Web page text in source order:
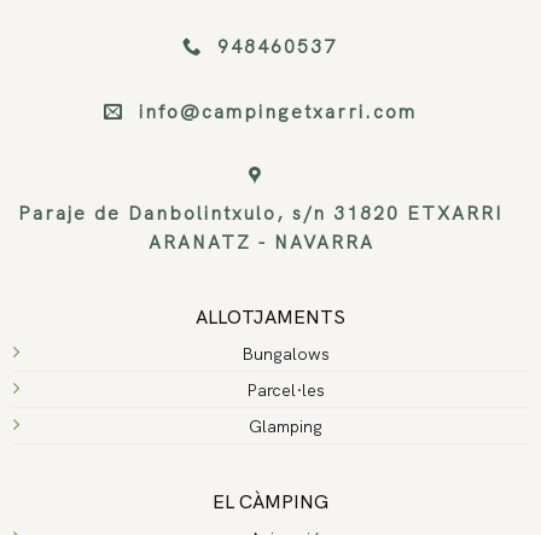
948460537
info@campingetxarri.com
Paraje de Danbolintxulo, s/n 31820 ETXARRI
ARANATZ - NAVARRA
ALLOTJAMENTS
Bungalows
Parcel·les
Glamping
EL CÀMPING